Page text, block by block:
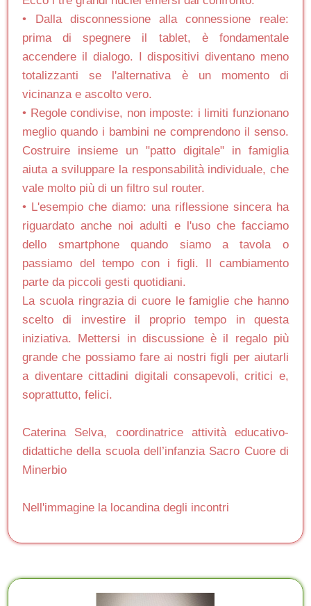
• Dalla disconnessione alla connessione reale:
prima di spegnere il tablet, è fondamentale
accendere il dialogo. I dispositivi diventano meno
totalizzanti se l'alternativa è un momento di
vicinanza e ascolto vero.
• Regole condivise, non imposte: i limiti funzionano
meglio quando i bambini ne comprendono il senso.
Costruire insieme un "patto digitale" in famiglia
aiuta a sviluppare la responsabilità individuale, che
vale molto più di un filtro sul router.
• L'esempio che diamo: una riflessione sincera ha
riguardato anche noi adulti e l'uso che facciamo
dello smartphone quando siamo a tavola o
passiamo del tempo con i figli. Il cambiamento
parte da piccoli gesti quotidiani.
La scuola ringrazia di cuore le famiglie che hanno
scelto di investire il proprio tempo in questa
iniziativa. Mettersi in discussione è il regalo più
grande che possiamo fare ai nostri figli per aiutarli
a diventare cittadini digitali consapevoli, critici e,
soprattutto, felici.
Caterina Selva, coordinatrice attività educativo-
didattiche della scuola dell’infanzia Sacro Cuore di
Minerbio
Nell'immagine la locandina degli incontri